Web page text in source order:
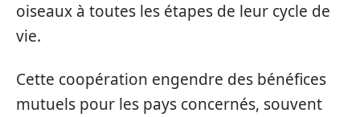
oiseaux à toutes les étapes de leur cycle de
vie.
Cette coopération engendre des bénéfices
mutuels pour les pays concernés, souvent